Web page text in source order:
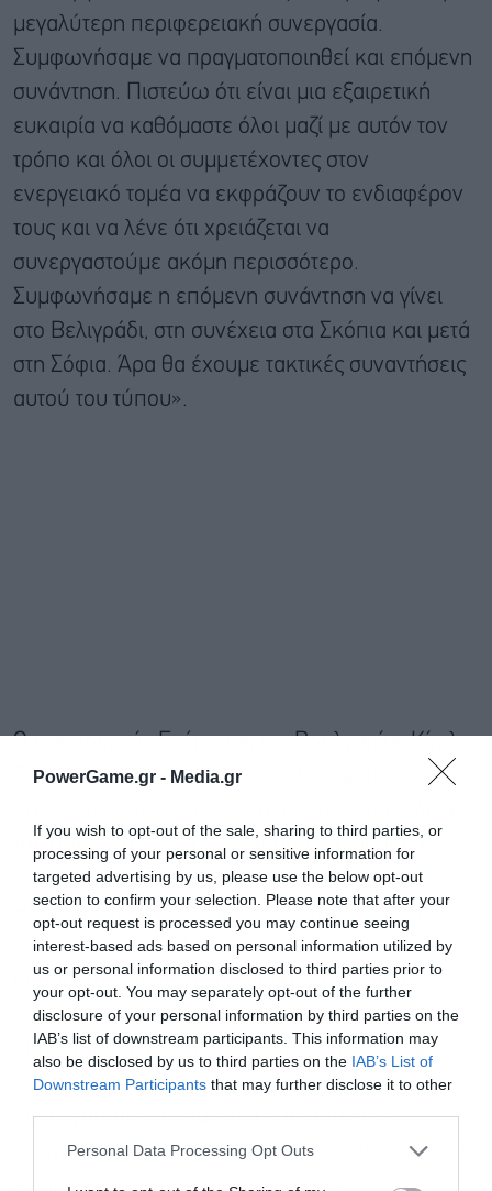
PowerGame.gr - Media.gr
If you wish to opt-out of the sale, sharing to third parties, or
processing of your personal or sensitive information for
targeted advertising by us, please use the below opt-out
section to confirm your selection. Please note that after your
opt-out request is processed you may continue seeing
interest-based ads based on personal information utilized by
us or personal information disclosed to third parties prior to
your opt-out. You may separately opt-out of the further
disclosure of your personal information by third parties on the
IAB’s list of downstream participants. This information may
also be disclosed by us to third parties on the IAB’s List of
Downstream Participants that may further disclose it to other
Personal Data Processing Opt Outs
μεγαλύτερη περιφερειακή συνεργασία.
Συμφωνήσαμε να πραγματοποιηθεί και επόμενη
συνάντηση. Πιστεύω ότι είναι μια εξαιρετική
ευκαιρία να καθόμαστε όλοι μαζί με αυτόν τον
τρόπο και όλοι οι συμμετέχοντες στον
ενεργειακό τομέα να εκφράζουν το ενδιαφέρον
τους και να λένε ότι χρειάζεται να
συνεργαστούμε ακόμη περισσότερο.
Συμφωνήσαμε η επόμενη συνάντηση να γίνει
στο Βελιγράδι, στη συνέχεια στα Σκόπια και μετά
στη Σόφια. Άρα θα έχουμε τακτικές συναντήσεις
αυτού του τύπου».
Ο υφυπουργός Ενέργειας της Βουλγαρίας Κίριλ
Τεμέλκοφ ανέφερε: «Είμαι πολύ χαρούμενος
του υπουργού κ. Παπασταύρου. Βρισκόμαστε
εδώ μαζί με τους συναδέλφους μας από τη
Βόρεια Μακεδονία και τη Σερβία. Συζητήσαμε
εκτενώς για την ολοκλήρωση των ενεργειακών
υποδομών και την ενοποίηση των αγορών
μεταξύ των χωρών μας και καταλήξαμε στο
συμπέρασμα ότι όλες αυτές οι χώρες χρειάζεται
να αναπτύξουν πολύ στενές σχέσεις και να
συνεργαστούν στενά για την ανάπτυξη των
ενεργειακών μας συστημάτων, γιατί τελικά αυτός
είναι ο τρόπος ώστε να είμαστε πολύ πιο
Εγγραφή στο
newsletter